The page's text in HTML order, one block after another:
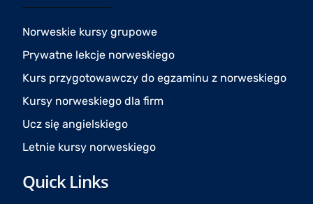
o
o
g
r
a
m
e
Norweskie kursy grupowe
Prywatne lekcje norweskiego
Kurs przygotowawczy do egzaminu z norweskiego
Kursy norweskiego dla firm
Ucz się angielskiego
Letnie kursy norweskiego
Quick Links